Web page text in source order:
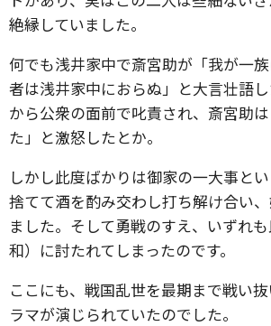
絶縁していました。
何でも浅井家中で斎宮助が「我が一
者は浅井家中におらぬ」と大言壮語
から公衆の面前で叱責され、斎宮助
た」と激怒したとか。
しかし此度ばかりは御家の一大事と
捨てて酒を酌み交わし打ち解け合い
ました。そして勇戦のすえ、いずれ
和）に討たれてしまったのです。
ここにも、戦国乱世を最期まで戦い
ラマが演じられていたのでした。